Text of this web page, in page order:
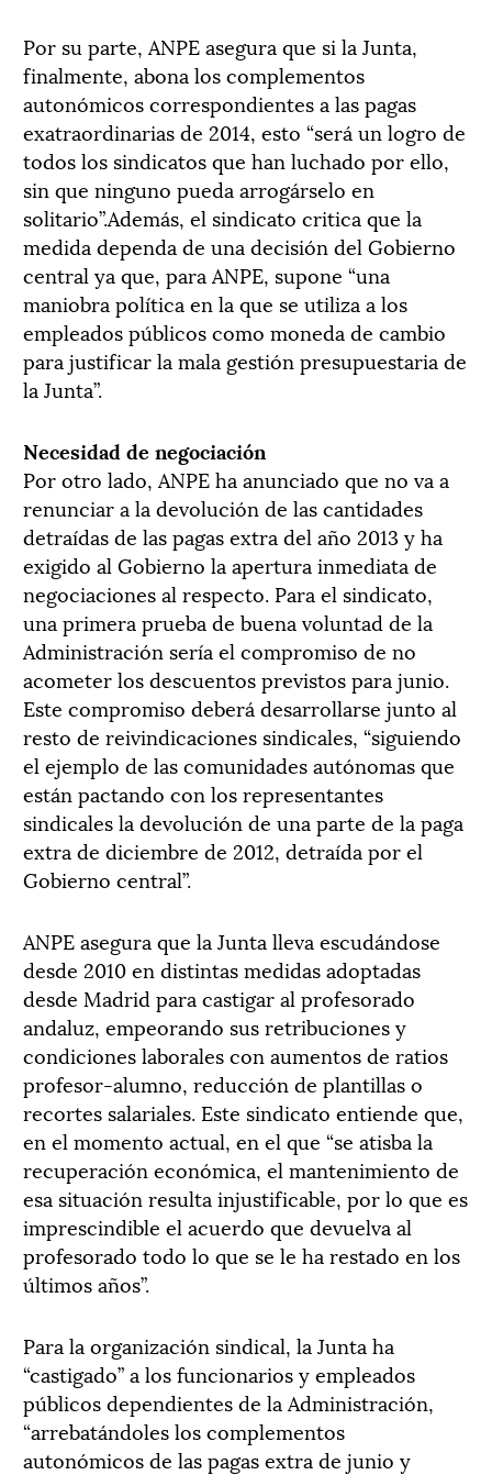
Por su parte, ANPE asegura que si la Junta,
finalmente, abona los complementos
autonómicos correspondientes a las pagas
exatraordinarias de 2014, esto “será un logro de
todos los sindicatos que han luchado por ello,
sin que ninguno pueda arrogárselo en
solitario”.Además, el sindicato critica que la
medida dependa de una decisión del Gobierno
central ya que, para ANPE, supone “una
maniobra política en la que se utiliza a los
empleados públicos como moneda de cambio
para justificar la mala gestión presupuestaria de
la Junta”.
Necesidad de negociación
Por otro lado, ANPE ha anunciado que no va a
renunciar a la devolución de las cantidades
detraídas de las pagas extra del año 2013 y ha
exigido al Gobierno la apertura inmediata de
negociaciones al respecto. Para el sindicato,
una primera prueba de buena voluntad de la
Administración sería el compromiso de no
acometer los descuentos previstos para junio.
Este compromiso deberá desarrollarse junto al
resto de reivindicaciones sindicales, “siguiendo
el ejemplo de las comunidades autónomas que
están pactando con los representantes
sindicales la devolución de una parte de la paga
extra de diciembre de 2012, detraída por el
Gobierno central”.
ANPE asegura que la Junta lleva escudándose
desde 2010 en distintas medidas adoptadas
desde Madrid para castigar al profesorado
andaluz, empeorando sus retribuciones y
condiciones laborales con aumentos de ratios
profesor-alumno, reducción de plantillas o
recortes salariales. Este sindicato entiende que,
en el momento actual, en el que “se atisba la
recuperación económica, el mantenimiento de
esa situación resulta injustificable, por lo que es
imprescindible el acuerdo que devuelva al
profesorado todo lo que se le ha restado en los
últimos años”.
Para la organización sindical, la Junta ha
“castigado” a los funcionarios y empleados
públicos dependientes de la Administración,
“arrebatándoles los complementos
autonómicos de las pagas extra de junio y